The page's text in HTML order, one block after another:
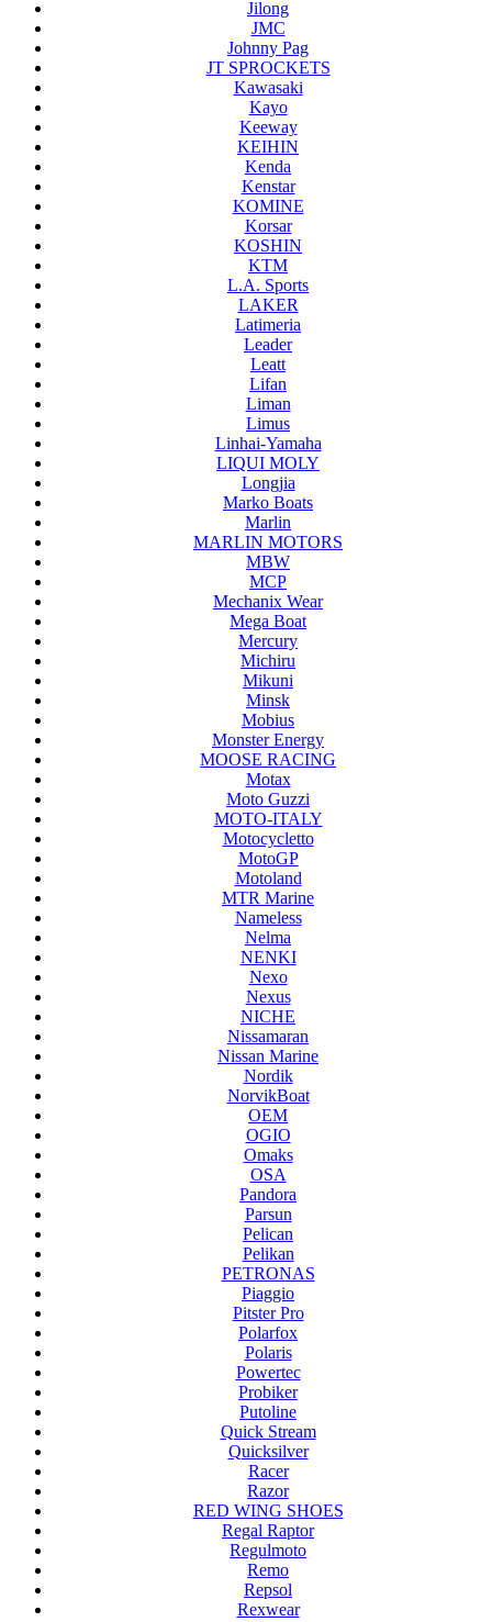
Jilong
JMC
Johnny Pag
JT SPROCKETS
Kawasaki
Kayo
Keeway
KEIHIN
Kenda
Kenstar
KOMINE
Korsar
KOSHIN
KTM
L.A. Sports
LAKER
Latimeria
Leader
Leatt
Lifan
Liman
Limus
Linhai-Yamaha
LIQUI MOLY
Longjia
Marko Boats
Marlin
MARLIN MOTORS
MBW
MCP
Mechanix Wear
Mega Boat
Mercury
Michiru
Mikuni
Minsk
Mobius
Monster Energy
MOOSE RACING
Motax
Moto Guzzi
MOTO-ITALY
Motocycletto
MotoGP
Motoland
MTR Marine
Nameless
Nelma
NENKI
Nexo
Nexus
NICHE
Nissamaran
Nissan Marine
Nordik
NorvikBoat
OEM
OGIO
Omaks
OSA
Pandora
Parsun
Pelican
Pelikan
PETRONAS
Piaggio
Pitster Pro
Polarfox
Polaris
Powertec
Probiker
Putoline
Quick Stream
Quicksilver
Racer
Razor
RED WING SHOES
Regal Raptor
Regulmoto
Remo
Repsol
Rexwear